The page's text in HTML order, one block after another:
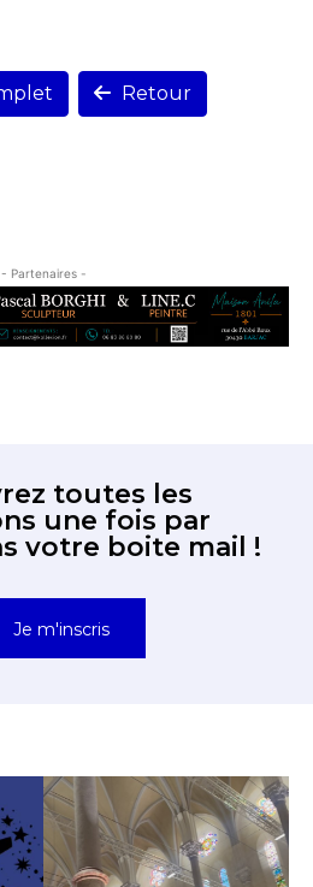
Retour
- Partenaires -
toutes les
une fois par
votre boite mail !
Je m'inscris